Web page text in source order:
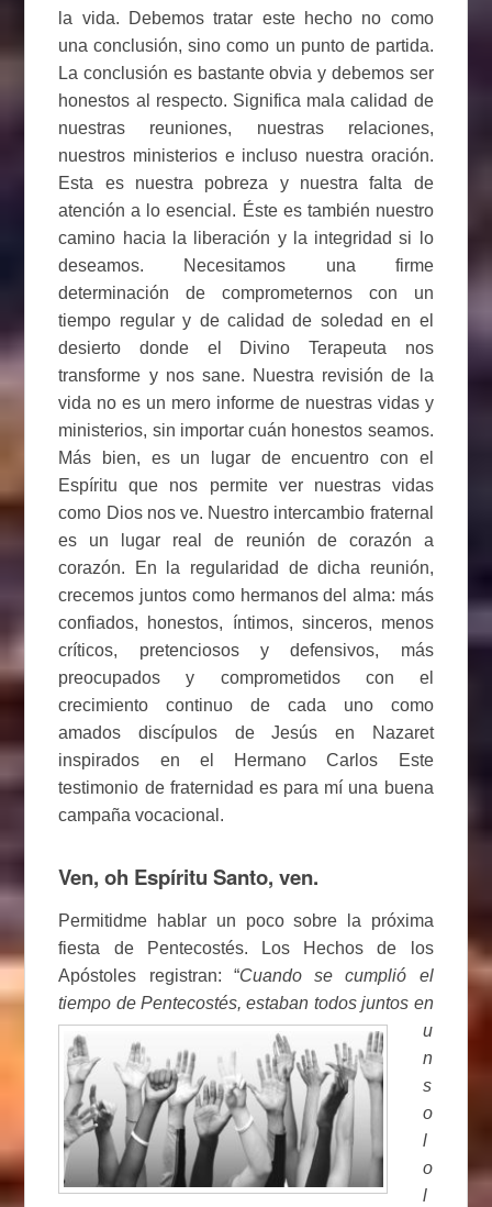
la vida. Debemos tratar este hecho no como
una conclusión, sino como un punto de partida.
La conclusión es bastante obvia y debemos ser
honestos al respecto. Significa mala calidad de
nuestras reuniones, nuestras relaciones,
nuestros ministerios e incluso nuestra oración.
Esta es nuestra pobreza y nuestra falta de
atención a lo esencial. Éste es también nuestro
camino hacia la liberación y la integridad si lo
deseamos. Necesitamos una firme
determinación de comprometernos con un
tiempo regular y de calidad de soledad en el
desierto donde el Divino Terapeuta nos
transforme y nos sane. Nuestra revisión de la
vida no es un mero informe de nuestras vidas y
ministerios, sin importar cuán honestos seamos.
Más bien, es un lugar de encuentro con el
Espíritu que nos permite ver nuestras vidas
como Dios nos ve. Nuestro intercambio fraternal
es un lugar real de reunión de corazón a
corazón. En la regularidad de dicha reunión,
crecemos juntos como hermanos del alma: más
confiados, honestos, íntimos, sinceros, menos
críticos, pretenciosos y defensivos, más
preocupados y comprometidos con el
crecimiento continuo de cada uno como
amados discípulos de Jesús en Nazaret
inspirados en el Hermano Carlos Este
testimonio de fraternidad es para mí una buena
campaña vocacional.
Ven, oh Espíritu Santo, ven.
Permitidme hablar un poco sobre la próxima
fiesta de Pentecostés. Los Hechos de los
Apóstoles registran: “Cuando se cumplió el
tiempo de Pentecostés, estaban todos juntos en
u
n
s
o
l
o
l